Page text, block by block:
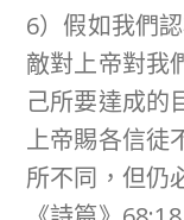
6）假如我們
敵對上帝對我
己所要達成的
上帝賜各信徒
所不同，但仍